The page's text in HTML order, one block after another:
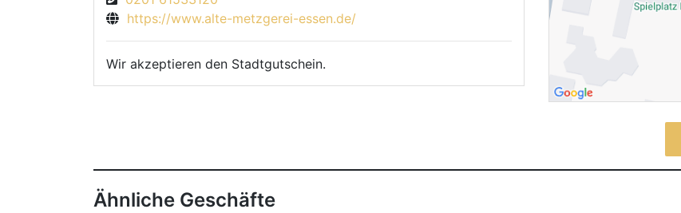
https://www.alte-metzgerei-essen.de/
Wir akzeptieren den Stadtgutschein.
Ähnliche Geschäfte